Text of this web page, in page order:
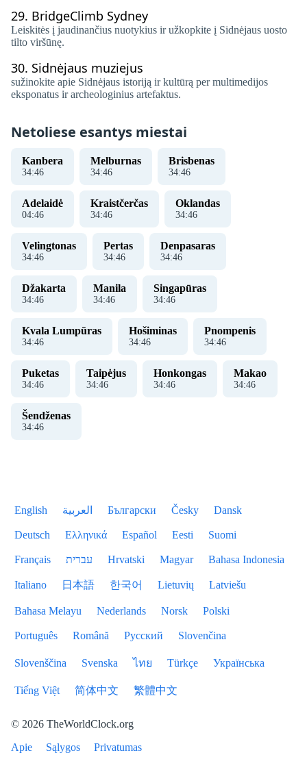
29. BridgeClimb Sydney
Leiskitės į jaudinančius nuotykius ir užkopkite į Sidnėjaus uosto
tilto viršūnę.
30. Sidnėjaus muziejus
sužinokite apie Sidnėjaus istoriją ir kultūrą per multimedijos
eksponatus ir archeologinius artefaktus.
Netoliese esantys miestai
Kanbera
34:46
Melburnas
34:46
Brisbenas
34:46
Adelaidė
04:46
Kraistčerčas
34:46
Oklandas
34:46
Velingtonas
34:46
Pertas
34:46
Denpasaras
34:46
Džakarta
34:46
Manila
34:46
Singapūras
34:46
Kvala Lumpūras
34:46
Hošiminas
34:46
Pnompenis
34:46
Puketas
34:46
Taipėjus
34:46
Honkongas
34:46
Makao
34:46
Šendženas
34:46
English العربية Български Česky Dansk
Deutsch Ελληνικά Español Eesti Suomi
Français עברית Hrvatski Magyar Bahasa Indonesia
Italiano 日本語 한국어 Lietuvių Latviešu
Bahasa Melayu Nederlands Norsk Polski
Português Română Русский Slovenčina
Slovenščina Svenska ไทย Türkçe Українська
Tiếng Việt 简体中文 繁體中文
© 2026 TheWorldClock.org
Apie
Sąlygos Privatumas